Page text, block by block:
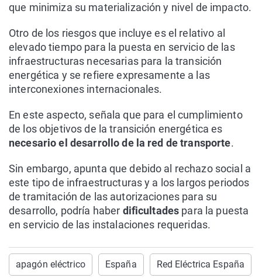
que minimiza su materialización y nivel de impacto.
Otro de los riesgos que incluye es el relativo al
elevado tiempo para la puesta en servicio de las
infraestructuras necesarias para la transición
energética y se refiere expresamente a las
interconexiones internacionales.
En este aspecto, señala que para el cumplimiento
de los objetivos de la transición energética es
necesario el desarrollo de la red de transporte.
Sin embargo, apunta que debido al rechazo social a
este tipo de infraestructuras y a los largos periodos
de tramitación de las autorizaciones para su
desarrollo, podría haber dificultades para la puesta
en servicio de las instalaciones requeridas.
apagón eléctrico España Red Eléctrica España